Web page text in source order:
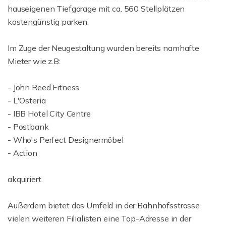
hauseigenen Tiefgarage mit ca. 560 Stellplätzen
kostengünstig parken.
Im Zuge der Neugestaltung wurden bereits namhafte
Mieter wie z.B:
- John Reed Fitness
- L'Osteria
- IBB Hotel City Centre
- Postbank
- Who's Perfect Designermöbel
- Action
akquiriert.
Außerdem bietet das Umfeld in der Bahnhofsstrasse
vielen weiteren Filialisten eine Top-Adresse in der